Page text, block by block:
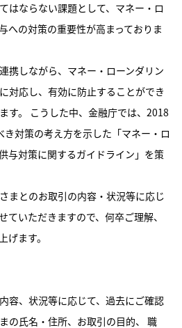
はならない課題として、マネー・ロ
への対策の重要性が高まっておりま
携しながら、マネー・ローンダリン
対応し、有効に防止することができ
す。 こうした中、金融庁では、2018
対策の考え方を示した「マネー・ロ
与対策に関するガイドライン」を策
まとのお取引の内容・状況等に応じ
ていただきますので、何卒ご理解、
げます。
、状況等に応じて、過去にご確認
の氏名・住所、お取引の目的、 職